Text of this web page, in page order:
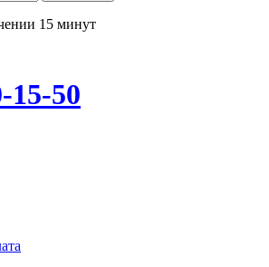
15 минут
15-50